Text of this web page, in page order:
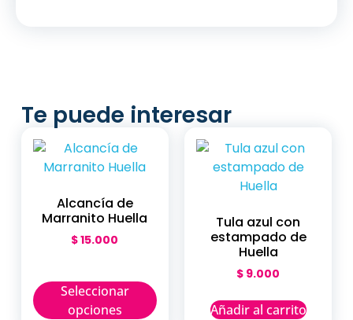
Te puede interesar
Alcancía de
Marranito Huella
$15.000
Seleccionar
opciones
Tula azul con
estampado de
Huella
$ 9.000
Añadir al carrito